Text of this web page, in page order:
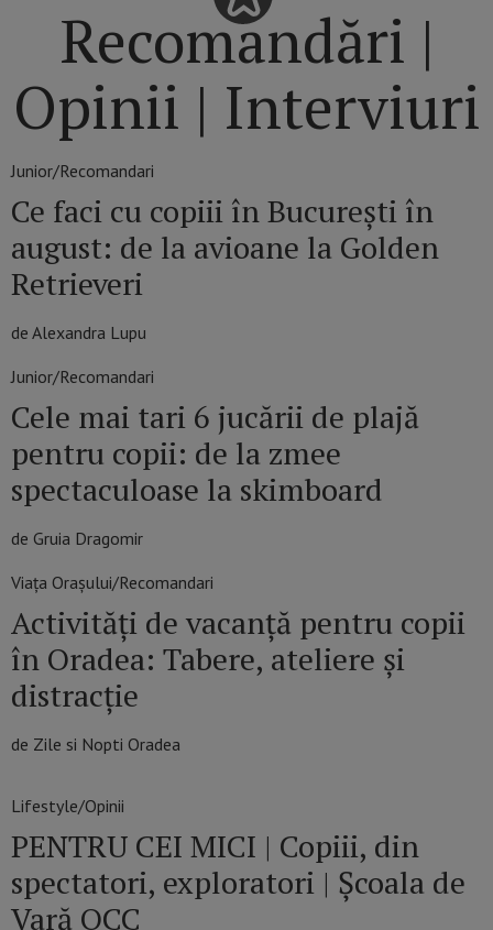
Recomandări |
Opinii | Interviuri
Junior/Recomandari
Ce faci cu copiii în București în
august: de la avioane la Golden
Retrieveri
de Alexandra Lupu
Junior/Recomandari
Cele mai tari 6 jucării de plajă
pentru copii: de la zmee
spectaculoase la skimboard
de Gruia Dragomir
Viața Orașului/Recomandari
Activități de vacanță pentru copii
în Oradea: Tabere, ateliere și
distracție
de Zile si Nopti Oradea
Lifestyle/Opinii
PENTRU CEI MICI | Copiii, din
spectatori, exploratori | Școala de
Vară OCC